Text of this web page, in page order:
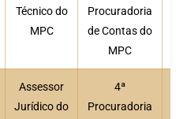
Técnico do
MPC
Procuradoria
de Contas do
MPC
Assessor
Jurídico do
4ª
Procuradoria